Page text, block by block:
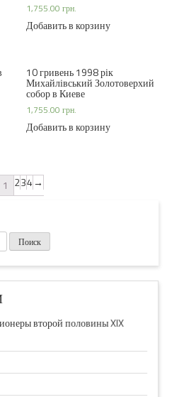
1,755.00 грн.
Добавить в корзину
10 гривень 1998 рік
Михайлівський Золотоверхий
собор в Киеве
1,755.00 грн.
Добавить в корзину
1 234→
второй половины XIX